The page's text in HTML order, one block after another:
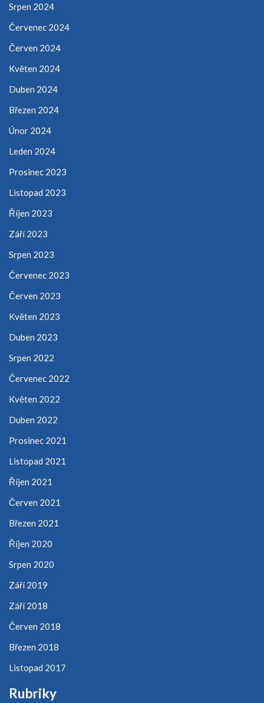
Srpen 2024
Červenec 2024
Červen 2024
Květen 2024
Duben 2024
Březen 2024
Únor 2024
Leden 2024
Prosinec 2023
Listopad 2023
Říjen 2023
Září 2023
Srpen 2023
Červenec 2023
Červen 2023
Květen 2023
Duben 2023
Srpen 2022
Červenec 2022
Květen 2022
Duben 2022
Prosinec 2021
Listopad 2021
Říjen 2021
Červen 2021
Březen 2021
Říjen 2020
Srpen 2020
Září 2019
Září 2018
Červen 2018
Březen 2018
Listopad 2017
Rubriky